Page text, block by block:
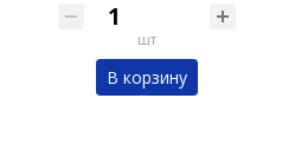
шт
В корзину